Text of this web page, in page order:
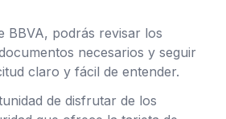
BBVA, podrás revisar los
necesarios y seguir
claro y fácil de entender.
de disfrutar de los